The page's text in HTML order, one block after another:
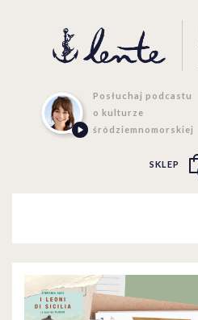
Posłuchaj podcastu
o kulturze
śródziemnomorskiej
SKLEP